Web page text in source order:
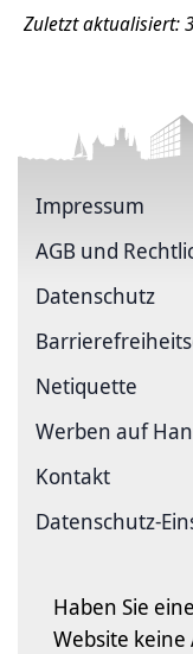
Zuletzt aktualisiert:
Impressum
AGB und
Datenschutz
Netiquette
Werben auf
Kontakt
Datenschutz-
Haben Sie
Website keine